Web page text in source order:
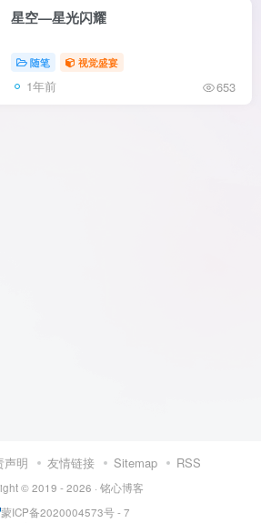
星空—星光闪耀
随笔 视觉盛宴
1年前 653
声明 友情链接 Sitemap RSS
© 2019 - 2026 · 铭心博客
蒙ICP备2020004573号 - 7